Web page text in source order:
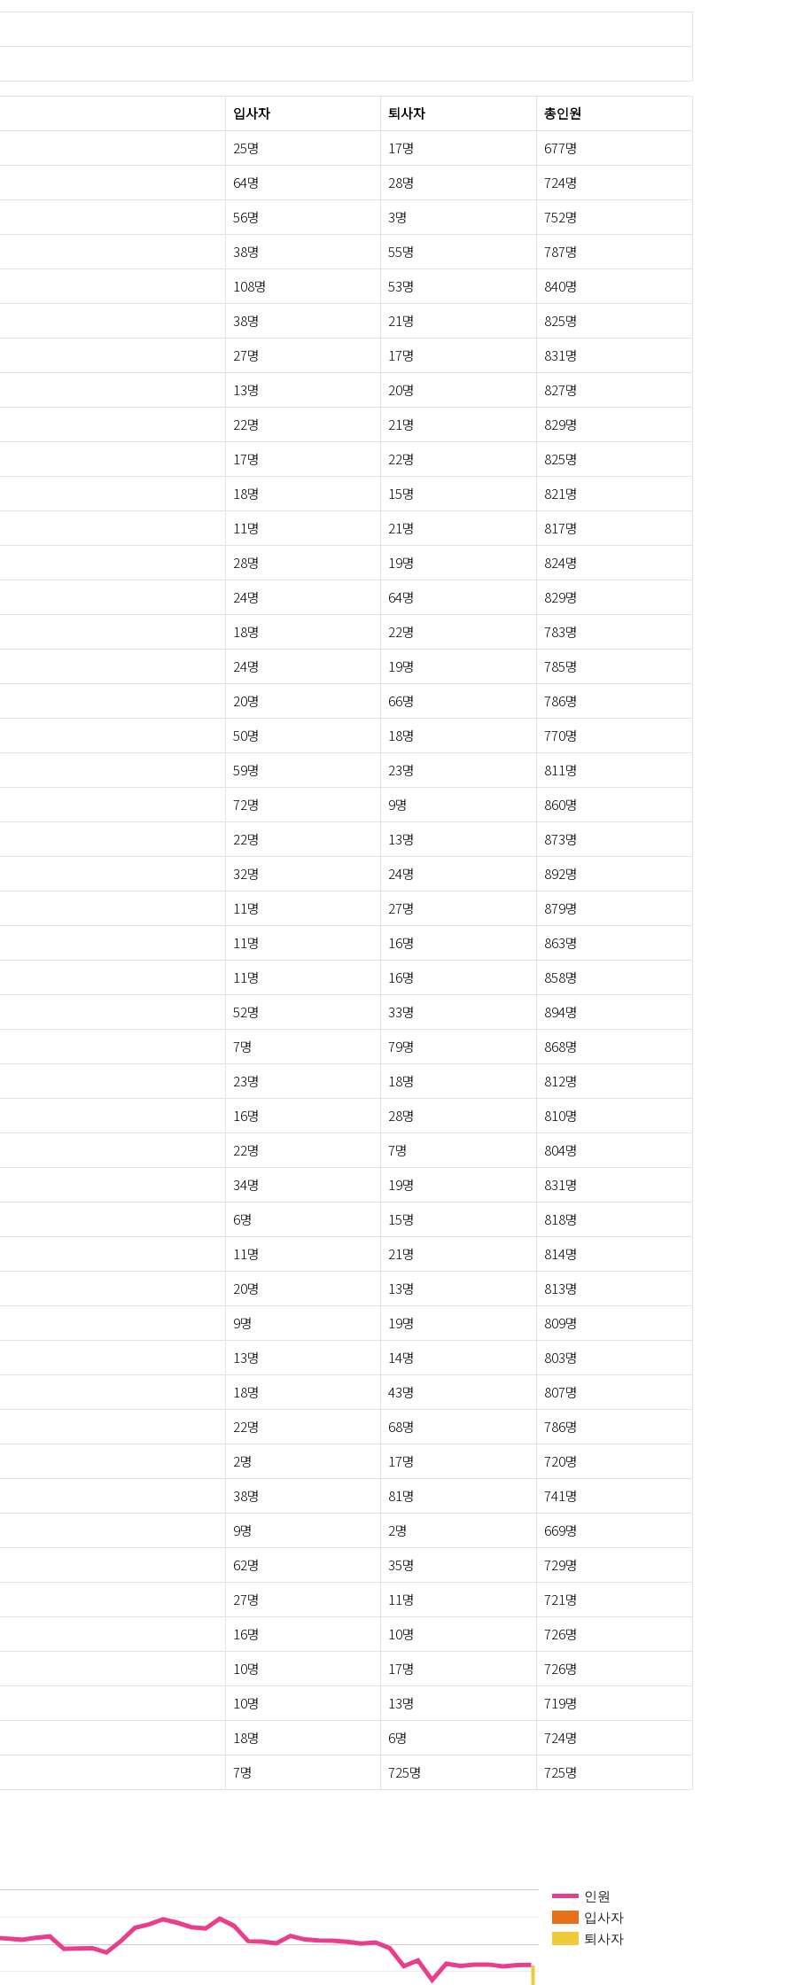
입사자 퇴사자
총인원
25명
17명
677명
64명
28명
724명
56명
3명
752명
38명
55명
787명
108명
53명
840명
38명
21명
825명
27명
17명
831명
13명
20명
827명
22명
21명
829명
17명
22명
825명
18명
15명
821명
11명
21명
817명
28명
19명
824명
24명
64명
829명
18명
22명
783명
24명
19명
785명
20명
66명
786명
50명
18명
770명
59명
23명
811명
72명
9명
860명
22명
13명
873명
32명
24명
892명
11명
27명
879명
11명
16명
863명
11명
16명
858명
52명
33명
894명
7명
79명
868명
23명
18명
812명
16명
28명
810명
22명
7명
804명
34명
19명
831명
6명
15명
818명
11명
21명
814명
20명
13명
813명
9명
19명
809명
13명
14명
803명
18명
43명
807명
22명
68명
786명
2명
17명
720명
38명
81명
741명
9명
2명
669명
62명
35명
729명
27명
11명
721명
16명
10명
726명
10명
17명
726명
10명
13명
719명
18명
6명
724명
7명
725명 725명
인원
입사자
퇴사자